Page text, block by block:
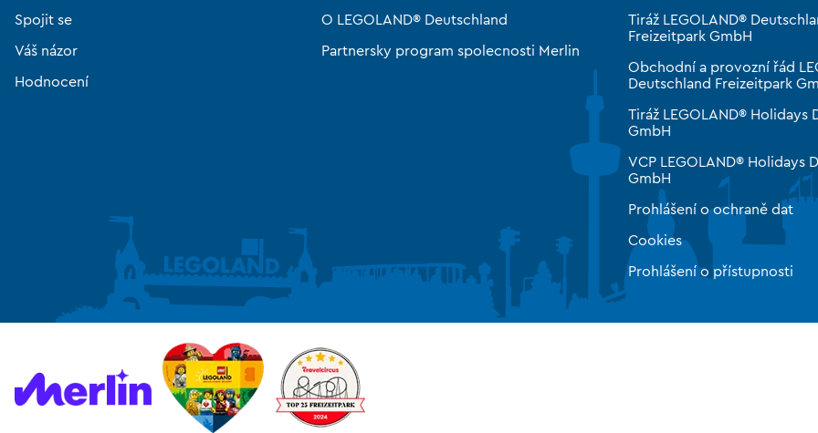
Spojit se
Váš názor
Hodnocení
O LEGOLAND® Deutschland
Partnersky program spolecnosti Merlin
Tiráž LEGOLAND®
Freizeitpark GmbH
Obchodní a provozní řád
Deutschland Freizeitpark
Tiráž LEGOLAND® Holidays
GmbH
VCP LEGOLAND® Holidays
GmbH
Prohlášení o ochraně dat
Cookies
Prohlášení o přístupnosti